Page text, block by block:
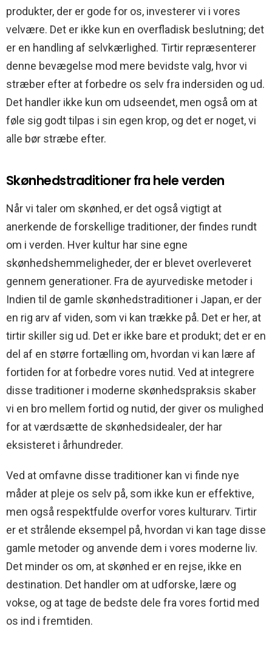
produkter, der er gode for os, investerer vi i vores
velvære. Det er ikke kun en overfladisk beslutning; det
er en handling af selvkærlighed. Tirtir repræsenterer
denne bevægelse mod mere bevidste valg, hvor vi
stræber efter at forbedre os selv fra indersiden og ud.
Det handler ikke kun om udseendet, men også om at
føle sig godt tilpas i sin egen krop, og det er noget, vi
alle bør stræbe efter.
Skønhedstraditioner fra hele verden
Når vi taler om skønhed, er det også vigtigt at
anerkende de forskellige traditioner, der findes rundt
om i verden. Hver kultur har sine egne
skønhedshemmeligheder, der er blevet overleveret
gennem generationer. Fra de ayurvediske metoder i
Indien til de gamle skønhedstraditioner i Japan, er der
en rig arv af viden, som vi kan trække på. Det er her, at
tirtir skiller sig ud. Det er ikke bare et produkt; det er en
del af en større fortælling om, hvordan vi kan lære af
fortiden for at forbedre vores nutid. Ved at integrere
disse traditioner i moderne skønhedspraksis skaber
vi en bro mellem fortid og nutid, der giver os mulighed
for at værdsætte de skønhedsidealer, der har
eksisteret i århundreder.
Ved at omfavne disse traditioner kan vi finde nye
måder at pleje os selv på, som ikke kun er effektive,
men også respektfulde overfor vores kulturarv. Tirtir
er et strålende eksempel på, hvordan vi kan tage disse
gamle metoder og anvende dem i vores moderne liv.
Det minder os om, at skønhed er en rejse, ikke en
destination. Det handler om at udforske, lære og
vokse, og at tage de bedste dele fra vores fortid med
os ind i fremtiden.